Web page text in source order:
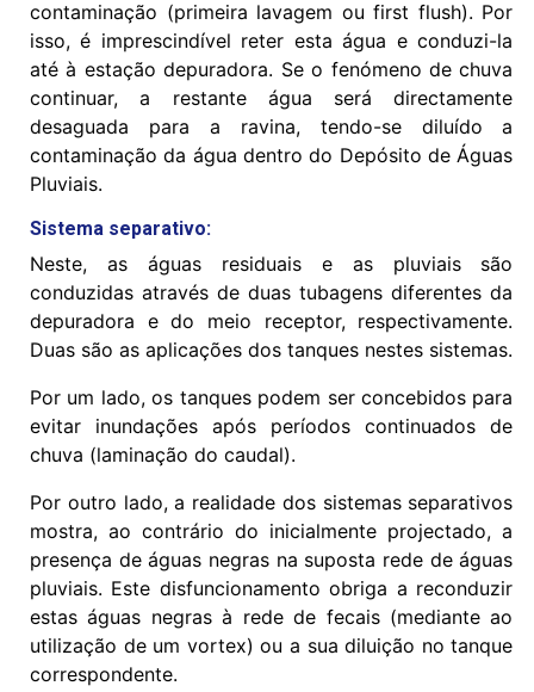
contaminação (primeira lavagem ou first flush). Por
isso, é imprescindível reter esta água e conduzi-la
até à estação depuradora. Se o fenómeno de chuva
continuar, a restante água será directamente
desaguada para a ravina, tendo-se diluído a
contaminação da água dentro do Depósito de Águas
Pluviais.
Sistema separativo:
Neste, as águas residuais e as pluviais são
conduzidas através de duas tubagens diferentes da
depuradora e do meio receptor, respectivamente.
Duas são as aplicações dos tanques nestes sistemas.
Por um lado, os tanques podem ser concebidos para
evitar inundações após períodos continuados de
chuva (laminação do caudal).
Por outro lado, a realidade dos sistemas separativos
mostra, ao contrário do inicialmente projectado, a
presença de águas negras na suposta rede de águas
pluviais. Este disfuncionamento obriga a reconduzir
estas águas negras à rede de fecais (mediante ao
utilização de um vortex) ou a sua diluição no tanque
correspondente.